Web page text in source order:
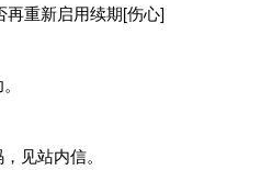
再重新启用续期[伤心]
见站内信。